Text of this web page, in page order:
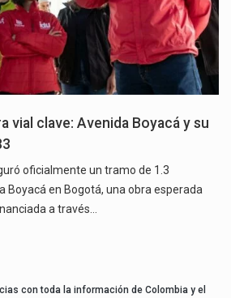
vial clave: Avenida Boyacá y su
oficialmente un tramo de 1.3
Boyacá en Bogotá, una obra esperada
a través…
con toda la información de Colombia y el